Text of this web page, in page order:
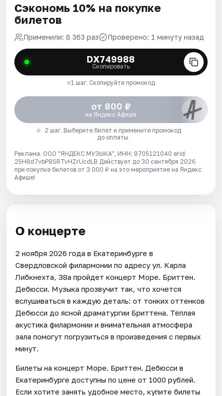
Сэкономь 10% на покупке
билетов
Применили: 8 363 раз Проверено: 1 минуту назад
DX749988
Скопировать
1 шаг. Скопируйте промокод
от 800 ₽
на Яндекс Афише
2 шаг. Выберите билет и примените промокод
до оплаты
Реклама. ООО "ЯНДЕКС МУЗЫКА", ИНН: 9705121040 erid:
25H8d7vbP8SRTvHZrUcdLB Действует до 30 сентября 2026
при покупке билетов от 3 000 ₽ на это мероприятие на Яндекс
Афише!
О концерте
2 ноября 2026 года в Екатеринбурге в
Свердловской филармонии по адресу ул. Карла
Либкнехта, 38а пройдет концерт Море. Бриттен.
Дебюсси. Музыка прозвучит так, что хочется
вслушиваться в каждую деталь: от тонких оттенков
Дебюсси до ясной драматургии Бриттена. Тёплая
акустика филармонии и внимательная атмосфера
зала помогут погрузиться в произведения с первых
минут.
Билеты на концерт Море. Бриттен. Дебюсси в
Екатеринбурге доступны по цене от 1000 рублей.
Если хотите занять удобное место, купите билеты